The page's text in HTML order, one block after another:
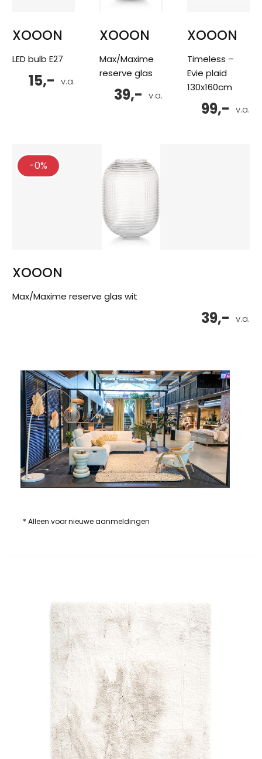
XOOON
LED bulb E27
v.a.
15,-
XOOON
Max/Maxime
reserve glas
v.a.
39,-
XOOON
Timeless –
Evie plaid
130x160cm
v.a.
99,-
-0%
XOOON
Max/Maxime reserve glas wit
v.a.
39,-
* Alleen voor nieuwe aanmeldingen